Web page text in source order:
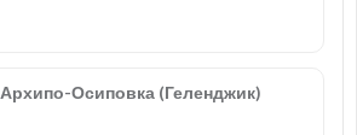
Архипо-Осиповка (Геленджик)